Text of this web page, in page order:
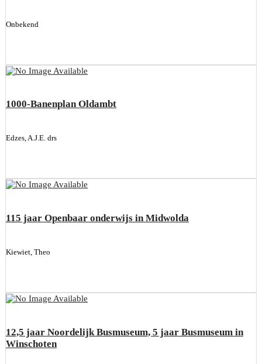
Onbekend
1000-Banenplan Oldambt
Edzes, A.J.E. drs
115 jaar Openbaar onderwijs in Midwolda
Kiewiet, Theo
12,5 jaar Noordelijk Busmuseum, 5 jaar Busmuseum in
Winschoten